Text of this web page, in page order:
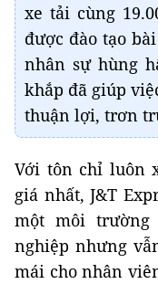
xe tải cùng
được đào tạo
nhân sự hùng
khắp đã giúp
thuận lợi, trơn
Với tôn chỉ luôn
giá nhất, J&T
một môi trường
nghiệp nhưng
mái cho nhân